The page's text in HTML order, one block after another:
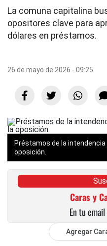
La comuna capitalina
opositores clave para
dólares en préstamos.
26 de mayo de 2026 - 09:25
Préstamos de la
oposición.
Caras y
En tu
Agregar